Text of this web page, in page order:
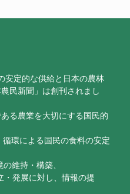
安定的な供給と日本の農林
民新聞」は創刊されまし
る農業を大切にする国民的
環による国民の食料の安定
維持・構築、
発展に対し、情報の提